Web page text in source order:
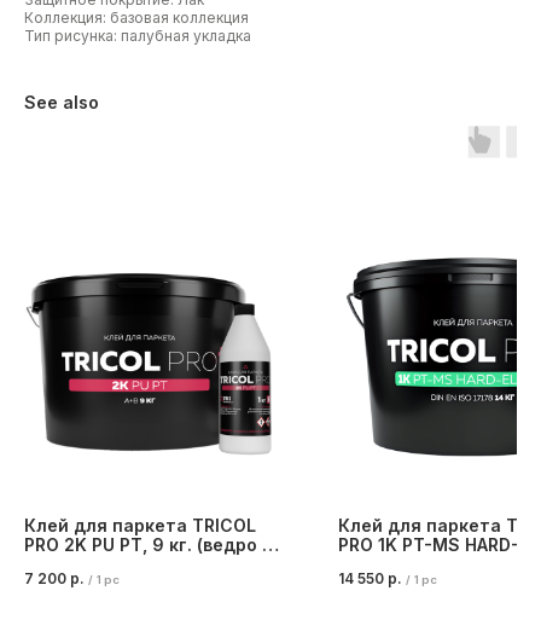
Коллекция: базовая коллекция
Тип рисунка: палубная укладка
See also
Клей для паркета TRICOL
PRO 2K PU PT, 9 кг. (ведро 8
7 200 р. / 1 pc
Клей для паркета
PRO 1K PT-MS HARD-
14 550 р. / 1 pc